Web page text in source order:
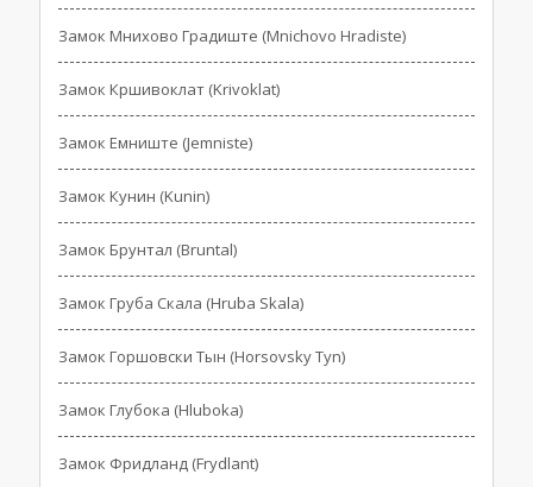
Замок Мнихово Градиште (Mnichovo Hradiste)
Замок Кршивоклат (Krivoklat)
Замок Емниште (Jemniste)
Замок Кунин (Kunin)
Замок Брунтал (Bruntal)
Замок Груба Скала (Hruba Skala)
Замок Горшовски Тын (Horsovsky Tyn)
Замок Глубока (Hluboka)
Замок Фридланд (Frydlant)